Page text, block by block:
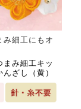
み細工にもオ
まみ細工キッ
んざし（黄）